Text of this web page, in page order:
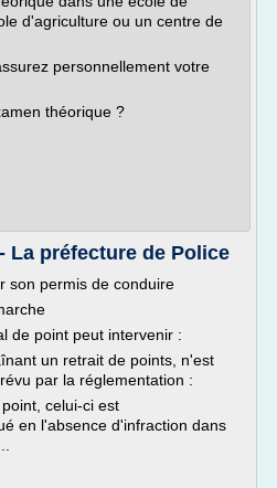
d'agriculture ou un centre de
personnellement votre
théorique ?
La préfecture de Police
son permis de conduire
de point peut intervenir :
un retrait de points, n'est
par la réglementation :
celui-ci est
en l'absence d'infraction dans